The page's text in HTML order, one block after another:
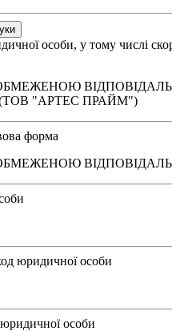
особи, у тому числі
"АРТЕС ПРАЙМ")
форма
юридичної особи
особи